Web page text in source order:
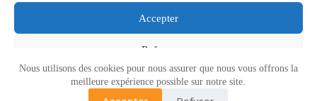
Accepter
Refuser
Voir les préférences
Nous utilisons des cookies pour nous assurer que nous vous offrons la
meilleure expérience possible sur notre site.
Laisser un commentaire
Vous devez
pour publier un commentaire.